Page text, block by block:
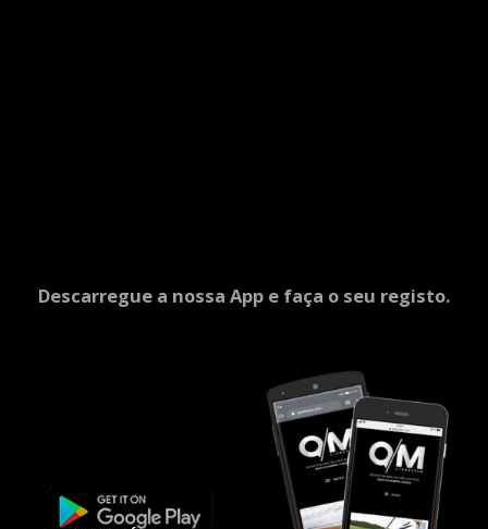
Descarregue a nossa App e faça o seu registo.